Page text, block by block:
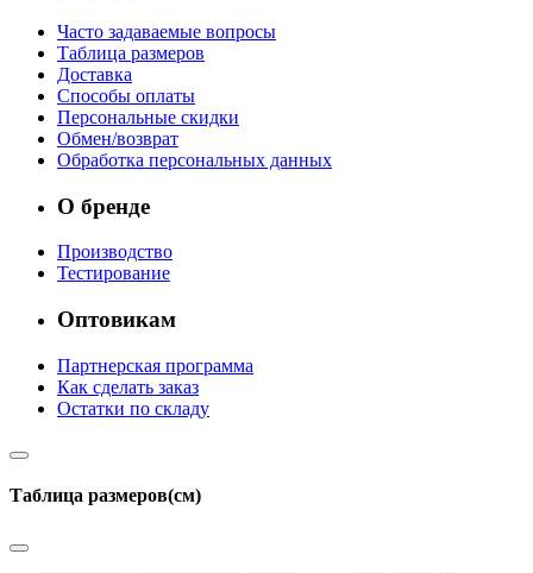
Часто задаваемые вопросы
Таблица размеров
Доставка
Способы оплаты
Персональные скидки
Обмен/возврат
Обработка персональных данных
О бренде
Производство
Тестирование
Оптовикам
Партнерская программа
Как сделать заказ
Остатки по складу
Таблица размеров(см)